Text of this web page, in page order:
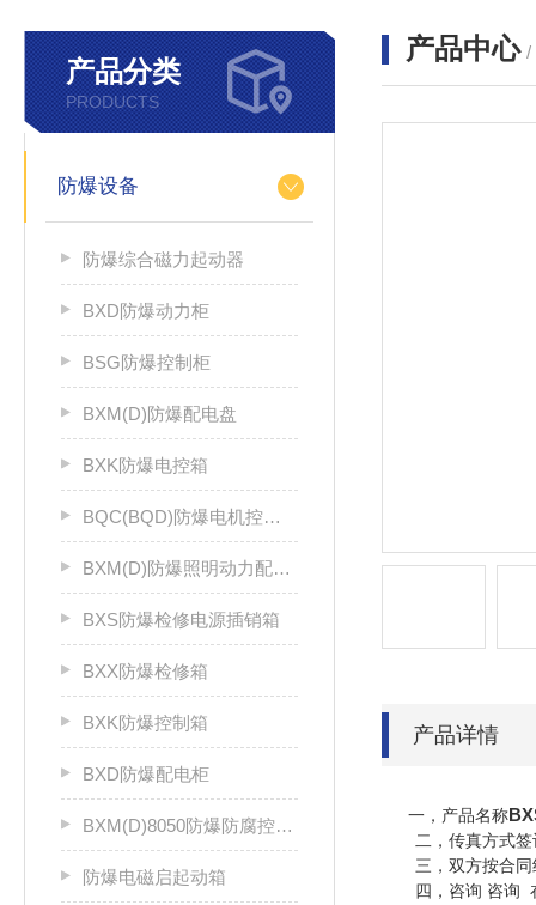
产品分类
PRODUCTS
防爆设备
防爆综合磁力起动器
BXD防爆动力柜
BSG防爆控制柜
BXM(D)防爆配电盘
BXK防爆电控箱
BQC(BQD)防爆电机控制器
BXM(D)防爆照明动力配电箱
BXS防爆检修电源插销箱
BXX防爆检修箱
BXK防爆控制箱
BXD防爆配电柜
BXM(D)8050防爆防腐控制配电箱
防爆电磁启起动箱
产品中心 /
产品详情
一，产品名称
二，传真方式签
三，双方按合同
四，咨询 咨询